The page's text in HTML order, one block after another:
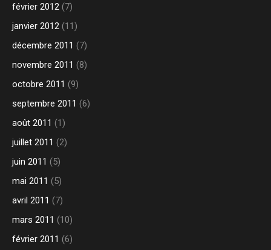
février 2012 (7)
janvier 2012 (11)
décembre 2011 (7)
novembre 2011 (8)
octobre 2011 (9)
septembre 2011 (6)
août 2011 (1)
juillet 2011 (2)
juin 2011 (5)
mai 2011 (5)
avril 2011 (7)
mars 2011 (10)
février 2011 (6)